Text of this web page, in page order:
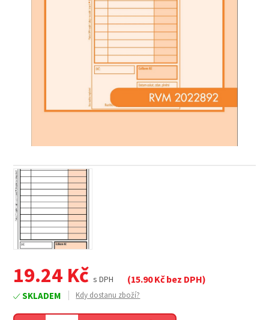
19.24 Kčs DPH (15.90Kč bez DPH)
SKLADEM Kdy dostanu zboží?